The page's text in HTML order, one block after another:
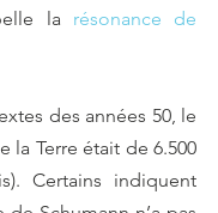
la
résonance de
des années 50, le
la Terre était de 6.500
Certains indiquent